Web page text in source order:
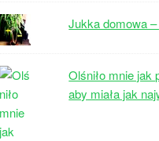
Jukka domowa
Olśniło mnie jak
aby miała jak